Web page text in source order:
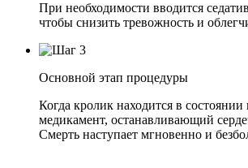
При необходимости вводится
чтобы снизить тревожность и
Основной этап процедуры
Когда кролик находится в состоянии
медикамент, останавливающий
Смерть наступает мгновенно и